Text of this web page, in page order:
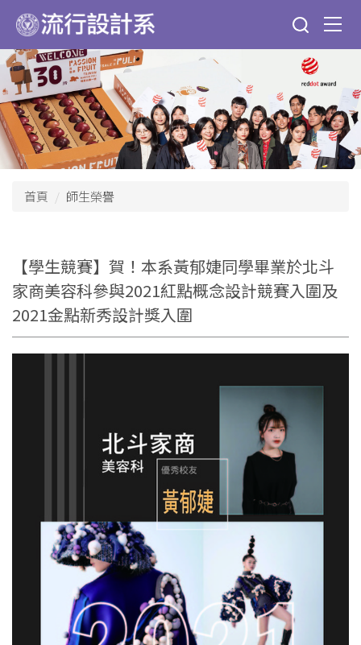
到
主
要
內
容
區
首頁 師生榮譽
【學生競賽】賀！本系黃郁婕同學畢業於北斗
家商美容科參與2021紅點概念設計競賽入圍及
2021金點新秀設計獎入圍